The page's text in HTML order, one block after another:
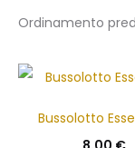
Bussolotto